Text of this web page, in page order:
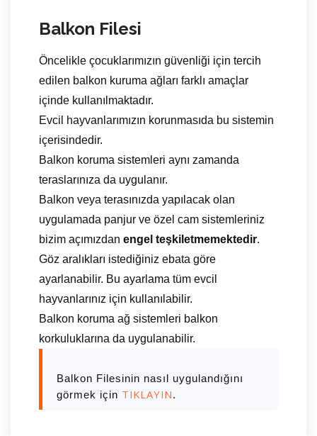
Balkon Filesi
Öncelikle çocuklarımızın güvenliği için tercih
edilen balkon kuruma ağları farklı amaçlar
içinde kullanılmaktadır.
Evcil hayvanlarımızın korunmasıda bu sistemin
içerisindedir.
Balkon koruma sistemleri aynı zamanda
teraslarınıza da uygulanır.
Balkon veya terasınızda yapılacak olan
uygulamada panjur ve özel cam sistemleriniz
bizim açımızdan engel teşkiletmemektedir.
Göz aralıkları istediğiniz ebata göre
ayarlanabilir. Bu ayarlama tüm evcil
hayvanlarınız için kullanılabilir.
Balkon koruma ağ sistemleri balkon
korkuluklarına da uygulanabilir.
Balkon Filesinin nasıl uygulandığını
görmek için TIKLAYIN.